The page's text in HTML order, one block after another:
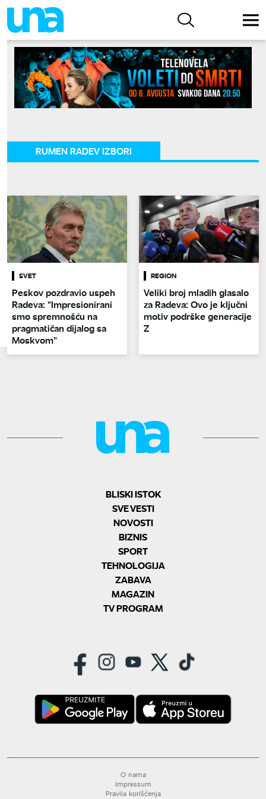
RUMEN RADEV IZBORI
SVET
Peskov pozdravio uspeh
Radeva: "Impresionirani
smo spremnošću na
pragmatičan dijalog sa
Moskvom"
REGION
Veliki broj mladih glasalo
za Radeva: Ovo je ključni
motiv podrške generacije
Z
BLISKI ISTOK
SVE VESTI
NOVOSTI
BIZNIS
SPORT
TEHNOLOGIJA
ZABAVA
MAGAZIN
TV PROGRAM
O nama
Impressum
Pravila korišćenja